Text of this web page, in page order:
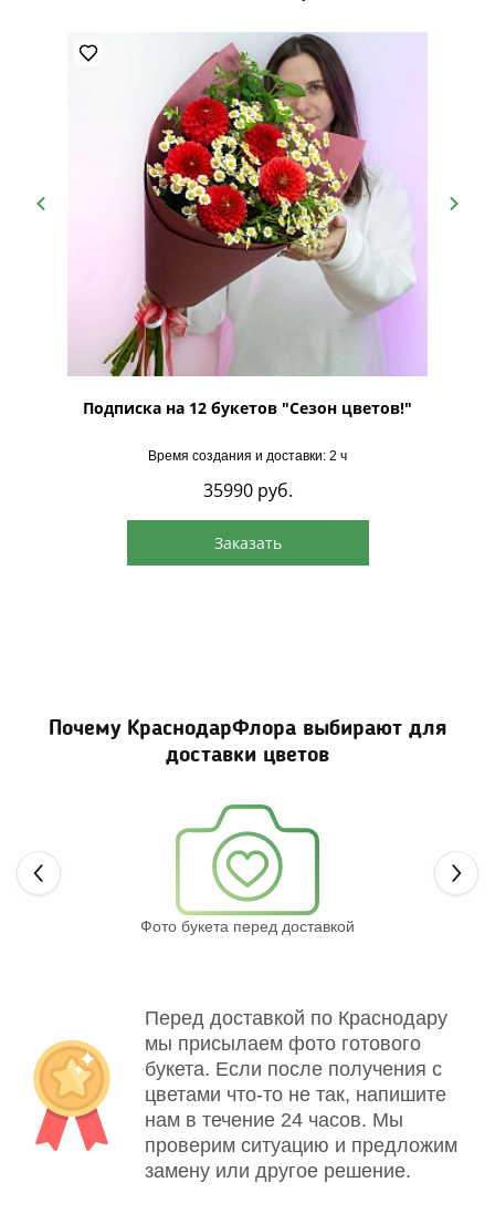
Подписка на 12 букетов "Сезон цветов!"
Время создания и доставки: 2 ч
35990 руб.
Заказать
Почему КраснодарФлора выбирают для
доставки цветов
Фото букета перед доставкой
Перед доставкой по Краснодару
мы присылаем фото готового
букета. Если после получения с
цветами что-то не так, напишите
нам в течение 24 часов. Мы
проверим ситуацию и предложим
замену или другое решение.